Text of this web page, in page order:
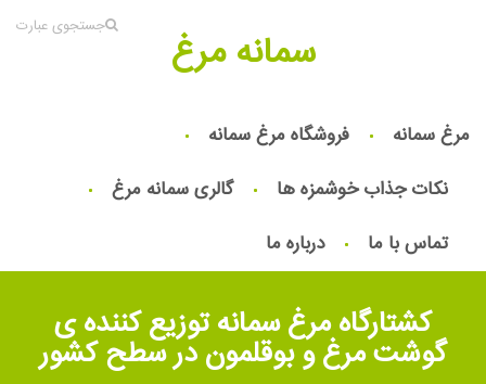
جستجوی عبارت سمانه مرغ
مرغ سمانه
فروشگاه مرغ سمانه
نکات جذاب خوشمزه ها
گالری سمانه مرغ
تماس با ما
درباره ما
كشتارگاه مرغ سمانه توزیع کننده ی
گوشت مرغ و بوقلمون در سطح کشور